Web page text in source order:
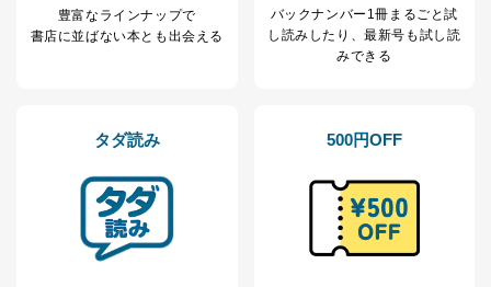
豊富なラインナップで
書店に並ばない本とも出会える
バックナンバー1冊まるごと試
し読み したり、最新号も試し読
みできる
タダ読み 500円OFF